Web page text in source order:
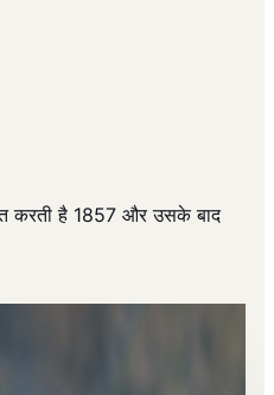
करती है 1857 और उसके बाद